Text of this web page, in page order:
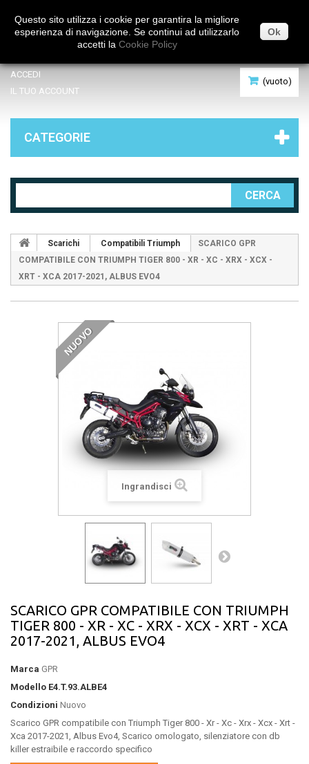
(vuoto)
ACCEDI
IL TUO ACCOUNT
CATEGORIE
CERCA
Scarichi Compatibili Triumph
SCARICO GPR
COMPATIBILE CON TRIUMPH TIGER 800 - XR - XC - XRX - XCX -
XRT - XCA 2017-2021, ALBUS EVO4
NUOVO
Ingrandisci
SCARICO GPR COMPATIBILE CON TRIUMPH
TIGER 800 - XR - XC - XRX - XCX - XRT - XCA
2017-2021, ALBUS EVO4
Marca GPR
Modello E4.T.93.ALBE4
Condizioni Nuovo
Scarico GPR compatibile con Triumph Tiger 800 - Xr - Xc - Xrx - Xcx - Xrt -
Xca 2017-2021, Albus Evo4, Scarico omologato, silenziatore con db
killer estraibile e raccordo specifico
Questo sito utilizza i cookie per garantira la migliore
esperienza di navigazione. Se continui ad utilizzarlo
accetti la Cookie Policy
Ok